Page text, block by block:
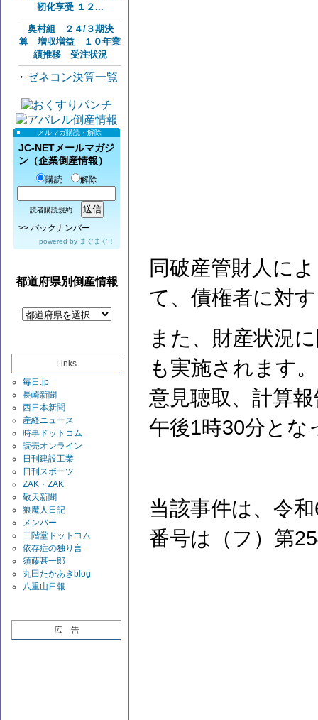
靭化享受 １２...
奥村組 ２４/３期決
算 増収増益 １０年業
績推移 受注状況
・ ゼネコン決算一覧
メルマガ購読・解除
JC-NETメールマガジ
ン（企業倒産情報）
購読 解除
読者購読規約
>> バックナンバー
powered by まぐまぐ！
都道府県別倒産情報
Links
毎日.jp
長崎新聞
西日本新聞
産経ニュース
時事ドットコム
読売オンライン
日刊建設工業
日刊スポーツ
ZAK・ZAK
敬天新聞
狼魔人日記
メンバー
二階堂ドットコム
依存症の独り言
須藤甚一郎
丸田たかあきblog
八重山日報
広 告
同破産管財人に
て、債権者に対
また、財産状況
も実施されます
意見聴取、計算
午後1時30分とな
当該事件は、令
番号は（フ）第